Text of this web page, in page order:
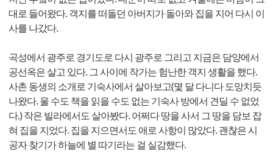
대로 들어왔다. 객지를 떠돌던 아버지가 돌아와 집을 지어 다시 이
사를 나갔다.
곡성에서 광주로 경기도로 다시 광주로 그리고 지금은 담양에서
공선옥은 살고 있다. 그 사이에 작가는 험난한 객지 생활을 했다.
사촌 동생의 소개로 기숙사에서 살아보고(몇 달 다니다 도망치듯
나왔다. 울 수도 책을 읽을 수도 없는 기숙사 방에서 견딜 수 없었
다.) 작은 빌라에서도 살아봤다. 어쩌다 땅을 사서 그 땅을 담보 잡
혀 집을 지었다. 집을 지으면서도 애로 사항이 많았다. 괜찮은 시
공자 찾기가 하늘에 별 따기라는 걸 실감했다.